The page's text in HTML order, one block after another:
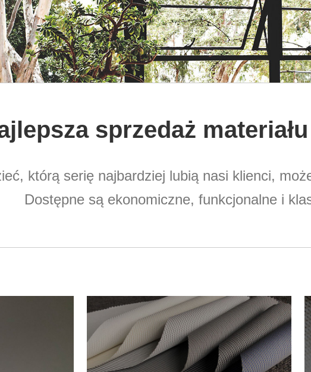
sprzedaż
którą serię najbardziej lubią nasi klienci,
Dostępne są ekonomiczne, funkcjonalne i